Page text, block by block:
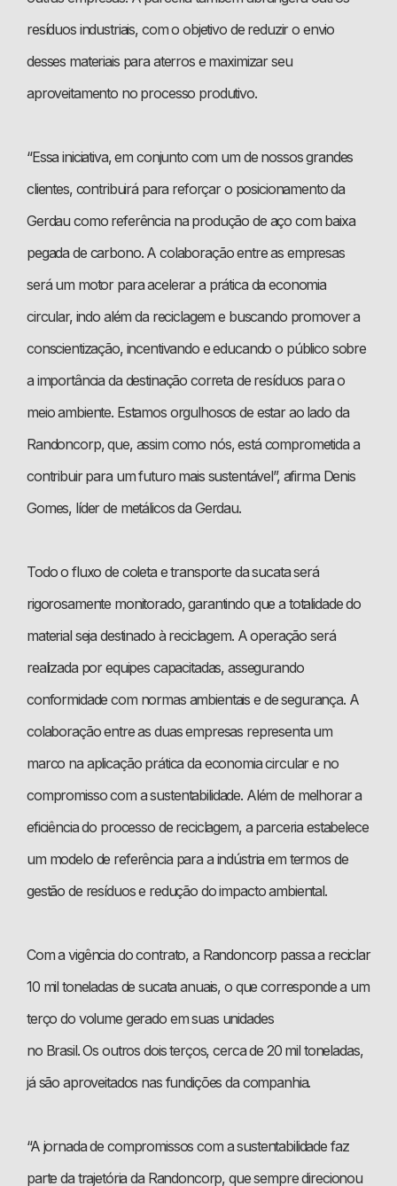
resíduos industriais, com o objetivo de reduzir o envio
desses materiais para aterros e maximizar seu
aproveitamento no processo produtivo.
“Essa iniciativa, em conjunto com um de nossos grandes
clientes, contribuirá para reforçar o posicionamento da
Gerdau como referência na produção de aço com baixa
pegada de carbono. A colaboração entre as empresas
será um motor para acelerar a prática da economia
circular, indo além da reciclagem e buscando promover a
conscientização, incentivando e educando o público sobre
a importância da destinação correta de resíduos para o
meio ambiente. Estamos orgulhosos de estar ao lado da
Randoncorp, que, assim como nós, está comprometida a
contribuir para um futuro mais sustentável”, afirma Denis
Gomes, líder de metálicos da Gerdau.
Todo o fluxo de coleta e transporte da sucata será
rigorosamente monitorado, garantindo que a totalidade do
material seja destinado à reciclagem. A operação será
realizada por equipes capacitadas, assegurando
conformidade com normas ambientais e de segurança. A
colaboração entre as duas empresas representa um
marco na aplicação prática da economia circular e no
compromisso com a sustentabilidade. Além de melhorar a
eficiência do processo de reciclagem, a parceria estabelece
um modelo de referência para a indústria em termos de
gestão de resíduos e redução do impacto ambiental.
Com a vigência do contrato, a Randoncorp passa a reciclar
10 mil toneladas de sucata anuais, o que corresponde a um
terço do volume gerado em suas unidades
no Brasil. Os outros dois terços, cerca de 20 mil toneladas,
já são aproveitados nas fundições da companhia.
“A jornada de compromissos com a sustentabilidade faz
parte da trajetória da Randoncorp, que sempre direcionou